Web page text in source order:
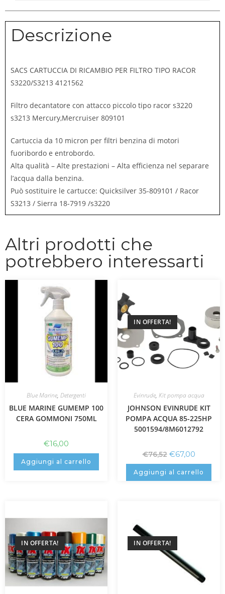
Descrizione
SACS CARTUCCIA DI RICAMBIO PER FILTRO TIPO RACOR
S3220/S3213 4121562
Filtro decantatore con attacco piccolo tipo racor s3220
s3213 Mercury,Mercruiser 809101
Cartuccia da 10 micron per filtri benzina di motori
fuoribordo e entrobordo.
Alta qualità – Alte prestazioni – Alta efficienza nel separare
l’acqua dalla benzina.
Può sostituire le cartucce: Quicksilver 35-809101 / Racor
S3213 / Sierra 18-7919 /s3220
Altri prodotti che
potrebbero interessarti
Blue Marine, Detergenti
BLUE MARINE GUMEMP 100
CERA GOMMONI 750ML
€16,00
Aggiungi al carrello
IN OFFERTA!
Evinrude, Kit pompa acqua
JOHNSON EVINRUDE KIT
POMPA ACQUA 85-225HP
5001594/8M6012792
€76,52 €67,00
Aggiungi al carrello
IN OFFERTA! IN OFFERTA!